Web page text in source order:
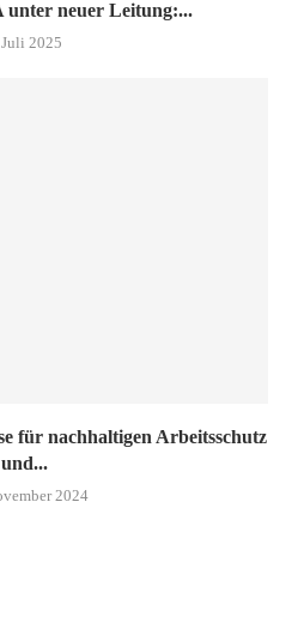
unter neuer Leitung:...
2025
für nachhaltigen Arbeitsschutz
und...
2024